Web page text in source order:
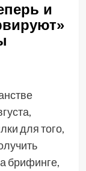
и
для того,
брифинге,